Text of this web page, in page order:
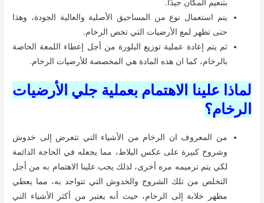
بتنعيم المكان جيدًا.
يتم استعمال نوع من المساحيق الأصلية والعالية الجودة، وهذا
حتى تظهر لمع الأرضيات التي تخص الرخام.
ثم يتم إعادة عملية توزيع البلورة من أجل إعطاء اللمعة الخاصة
بالرخام، كما ان هذه المادة هي المخصصة للأرضيات الرخام.
لماذا علينا الاهتمام بعملية جلي الأرضيات
الرخام؟
من المعروف ان الرخام من الأشياء التي تتعرض إلى خدوش
وشروخ كبيرة على عكس البلاط، مما يجعله في الحاجة الدائمة
لكي يتم ترميمه مره أخرى، لذلك يجب علينا الاهتمام به من أجل
التخلص من تلك الشروج والخدوش التي تتواجد به، مما يعطي
مظهر خلابة إلى الرخام، حيث أنه يعتبر من أكثر الأشياء التي